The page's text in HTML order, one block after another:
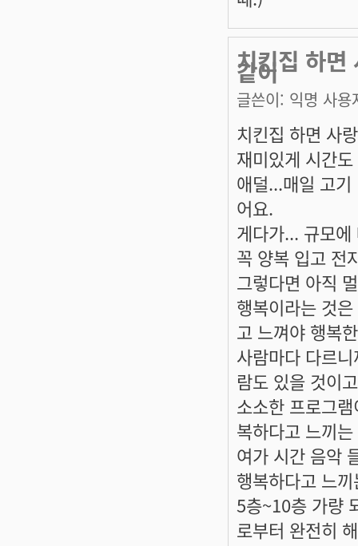
치킨집 하면
같이
글쓴이: 익명 사용
치킨집 하면 사
재미있게 시간
애덜...매일 고
어요.
게다가... 규모
꼭 양복 입고 전
그렇다면 아직
행복이라는 것
고 느껴야 행복
사람마다 다르
람도 있을 것이
소소한 프로그
복하다고 느끼
여가 시간 음악
행복하다고 느
5층~10층 가량
로부터 완전히